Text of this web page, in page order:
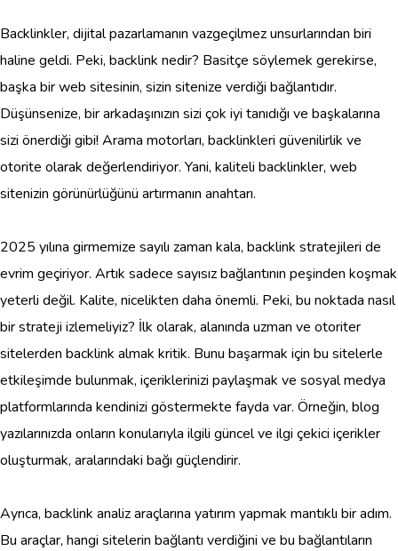
Backlinkler, dijital pazarlamanın vazgeçilmez unsurlarından biri
haline geldi. Peki, backlink nedir? Basitçe söylemek gerekirse,
başka bir web sitesinin, sizin sitenize verdiği bağlantıdır.
Düşünsenize, bir arkadaşınızın sizi çok iyi tanıdığı ve başkalarına
sizi önerdiği gibi! Arama motorları, backlinkleri güvenilirlik ve
otorite olarak değerlendiriyor. Yani, kaliteli backlinkler, web
sitenizin görünürlüğünü artırmanın anahtarı.
2025 yılına girmemize sayılı zaman kala, backlink stratejileri de
evrim geçiriyor. Artık sadece sayısız bağlantının peşinden koşmak
yeterli değil. Kalite, nicelikten daha önemli. Peki, bu noktada nasıl
bir strateji izlemeliyiz? İlk olarak, alanında uzman ve otoriter
sitelerden backlink almak kritik. Bunu başarmak için bu sitelerle
etkileşimde bulunmak, içeriklerinizi paylaşmak ve sosyal medya
platformlarında kendinizi göstermekte fayda var. Örneğin, blog
yazılarınızda onların konularıyla ilgili güncel ve ilgi çekici içerikler
oluşturmak, aralarındaki bağı güçlendirir.
Ayrıca, backlink analiz araçlarına yatırım yapmak mantıklı bir adım.
Bu araçlar, hangi sitelerin bağlantı verdiğini ve bu bağlantıların